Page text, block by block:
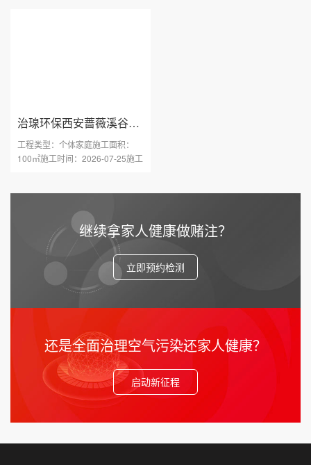
治瑔环保西安蔷薇溪谷C4小区甲醛治理
工程类型：个体家庭施工面积：
100㎡施工时间：2026-07-25施工
继续拿家人健康做赌注？
立即预约检测
还是全面治理空气污染还家人健康？
启动新征程